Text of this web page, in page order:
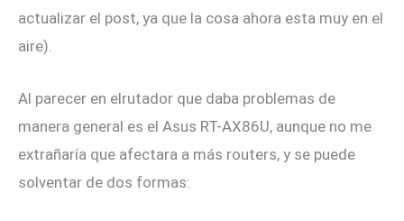
actualizar el post, ya que la cosa ahora esta muy en el
aire).
Al parecer en elrutador que daba problemas de
manera general es el Asus RT-AX86U, aunque no me
extrañaría que afectara a más routers, y se puede
solventar de dos formas: